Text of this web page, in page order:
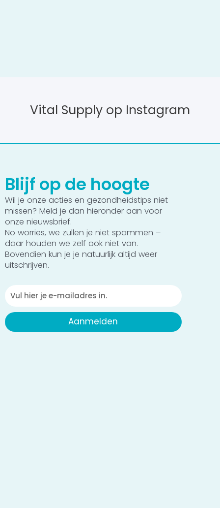
Vital Supply op Instagram
Blijf op de hoogte
Wil je onze acties en gezondheidstips niet
missen? Meld je dan hieronder aan voor
onze nieuwsbrief.
No worries, we zullen je niet spammen –
daar houden we zelf ook niet van.
Bovendien kun je je natuurlijk altijd weer
uitschrijven.
Emailadres
Aanmelden